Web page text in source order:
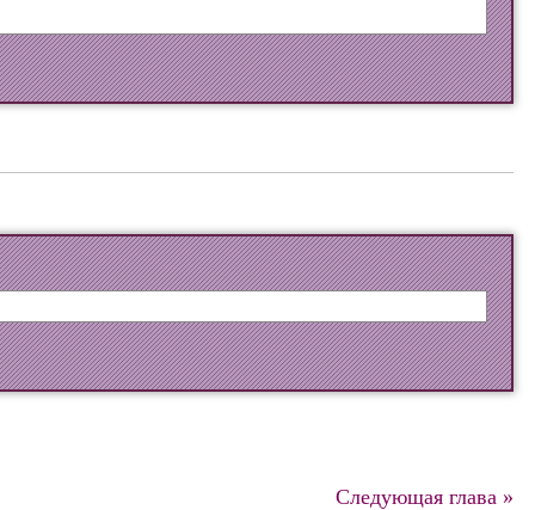
Следующая глава »